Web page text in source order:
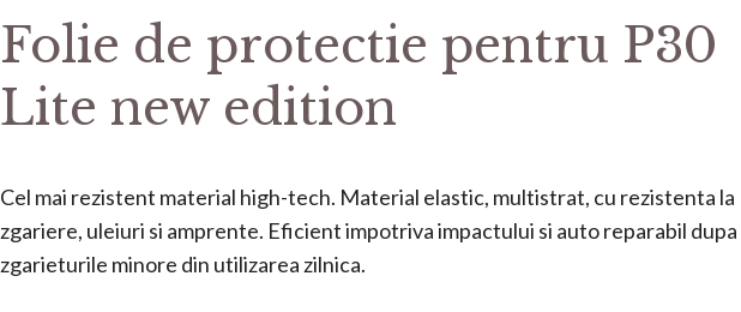
Folie de protectie pentru P30
Lite new edition
Cel mai rezistent material high-tech. Material elastic, multistrat, cu rezistenta la
zgariere, uleiuri si amprente. Eficient impotriva impactului si auto reparabil dupa
zgarieturile minore din utilizarea zilnica.